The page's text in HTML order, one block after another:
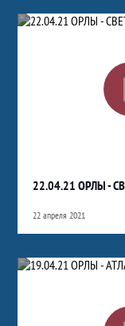
22.04.21 ОРЛЫ -
22 апреля 2021